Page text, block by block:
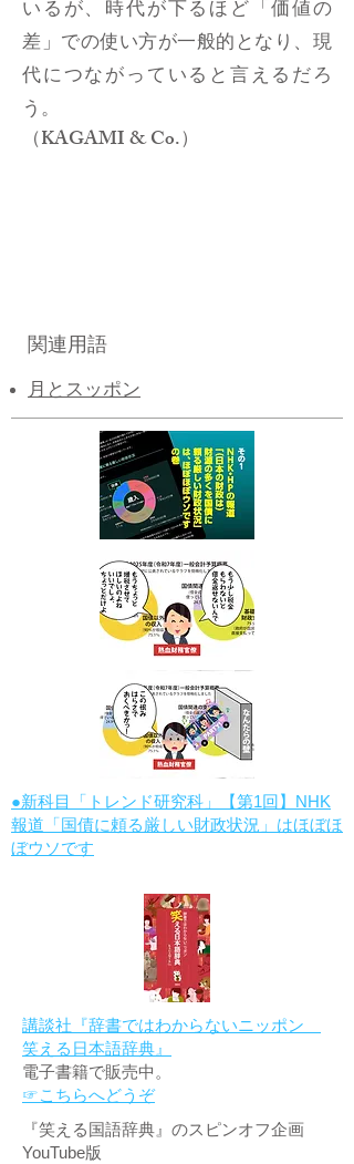
いるが、時代が下るほど「価値の
差」での使い方が一般的となり、現
代につながっていると言えるだろ
う。
（KAGAMI & Co.）
関連用語
月とスッポン
●新科目「トレンド研究科」【第1回】NHK
報道「国債に頼る厳しい財政状況」はほぼほ
ぼウソです
講談社『辞書ではわからないニッポン
笑える日本語辞典』
電子書籍で販売中。
☞こちらへどうぞ
『笑える国語辞典』のスピンオフ企画
YouTube版